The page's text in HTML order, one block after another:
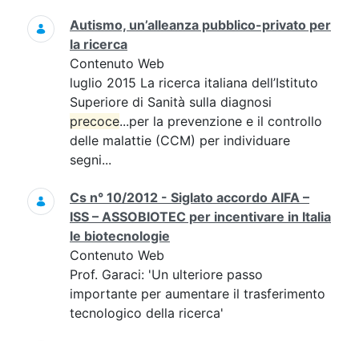
Autismo, un’alleanza pubblico-privato per
la ricerca
Contenuto Web
luglio 2015 La ricerca italiana dell’Istituto
Superiore di Sanità sulla diagnosi
precoce...per la prevenzione e il controllo
delle malattie (CCM) per individuare
segni...
Cs n° 10/2012 - Siglato accordo AIFA –
ISS – ASSOBIOTEC per incentivare in Italia
le biotecnologie
Contenuto Web
Prof. Garaci: 'Un ulteriore passo
importante per aumentare il trasferimento
tecnologico della ricerca'